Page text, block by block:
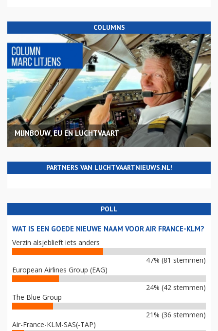
COLUMNS
MIJNBOUW, EU EN LUCHTVAART
PARTNERS VAN LUCHTVAARTNIEUWS.NL!
POLL
WAT IS EEN GOEDE NIEUWE NAAM VOOR AIR FRANCE-KLM?
Verzin alsjeblieft iets anders
47% (81 stemmen)
European Airlines Group (EAG)
24% (42 stemmen)
The Blue Group
21% (36 stemmen)
Air-France-KLM-SAS(-TAP)